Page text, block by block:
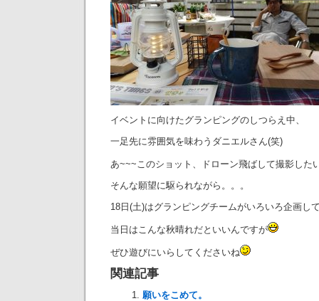
イベントに向けたグランピングのしつらえ中、
一足先に雰囲気を味わうダニエルさん(笑)
あ~~~このショット、ドローン飛ばして撮影した
そんな願望に駆られながら。。。
18日(土)はグランピングチームがいろいろ企画し
当日はこんな秋晴れだといいんですが
ぜひ遊びにいらしてくださいね
関連記事
願いをこめて。